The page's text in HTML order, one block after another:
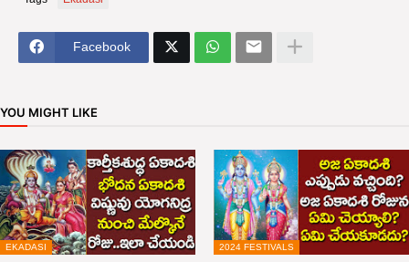
Facebook
YOU MIGHT LIKE
EKADASI 2024 FESTIVALS